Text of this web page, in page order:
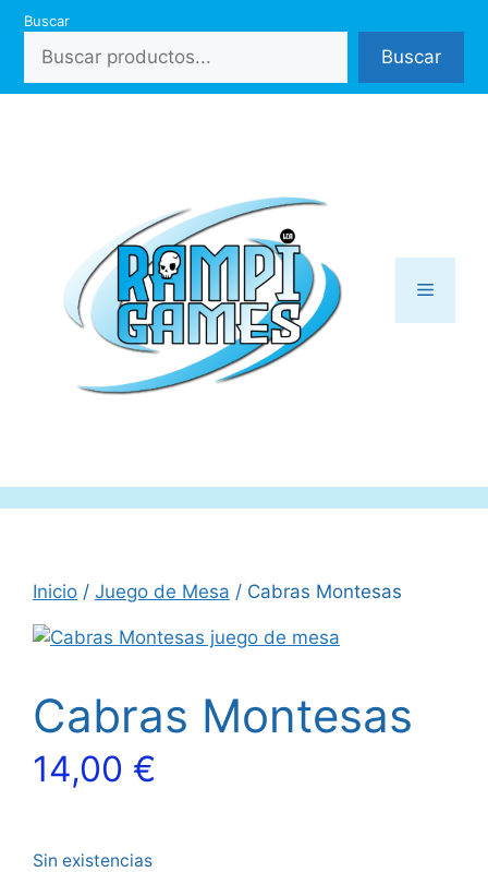
Saltar
contenido
Buscar
Buscar
Menú
Inicio / Juego de Mesa / Cabras Montesas
Cabras Montesas
14,00 €
Sin existencias